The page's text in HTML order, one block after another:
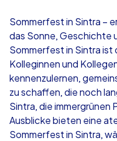
€49,99
iPad Tour
Sommerfest in Sintra –
das Sonne, Geschichte
Sommerfest in Sintra ist
Kolleginnen und
kennenzulernen,
zu schaffen, die noch
Sintra, die immergrünen
Ausblicke bieten eine
Sommerfest in Sintra,